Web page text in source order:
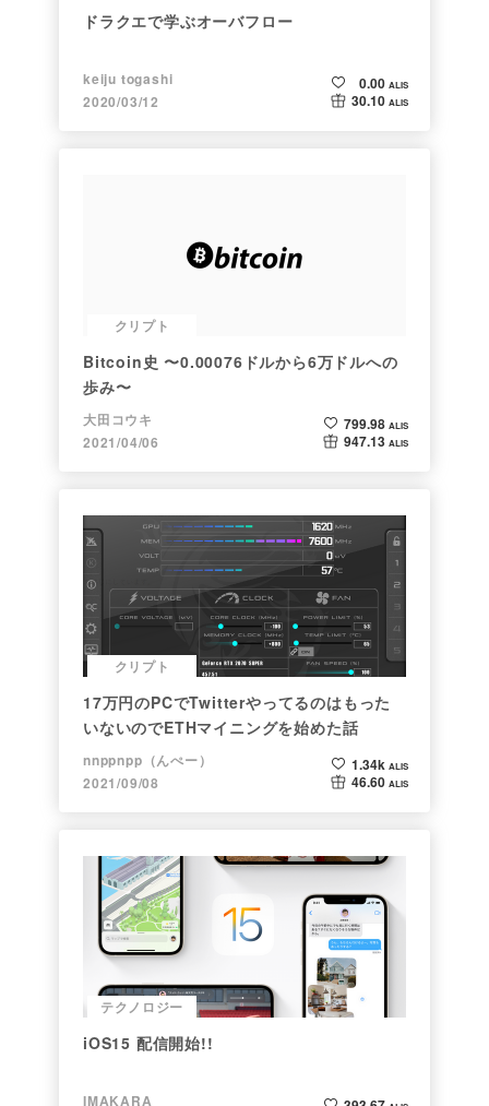
ドラクエで学ぶオーバフロー
keiju togashi
2020/03/12
0.00 ALIS
30.10 ALIS
クリプト
Bitcoin史 〜0.00076ドルから6万ドルへの
歩み〜
大田コウキ
2021/04/06
799.98 ALIS
947.13 ALIS
クリプト
17万円のPCでTwitterやってるのはもった
いないのでETHマイニングを始めた話
nnppnpp（んぺー）
2021/09/08
1.34k ALIS
46.60 ALIS
テクノロジー
iOS15 配信開始!!
IMAKARA